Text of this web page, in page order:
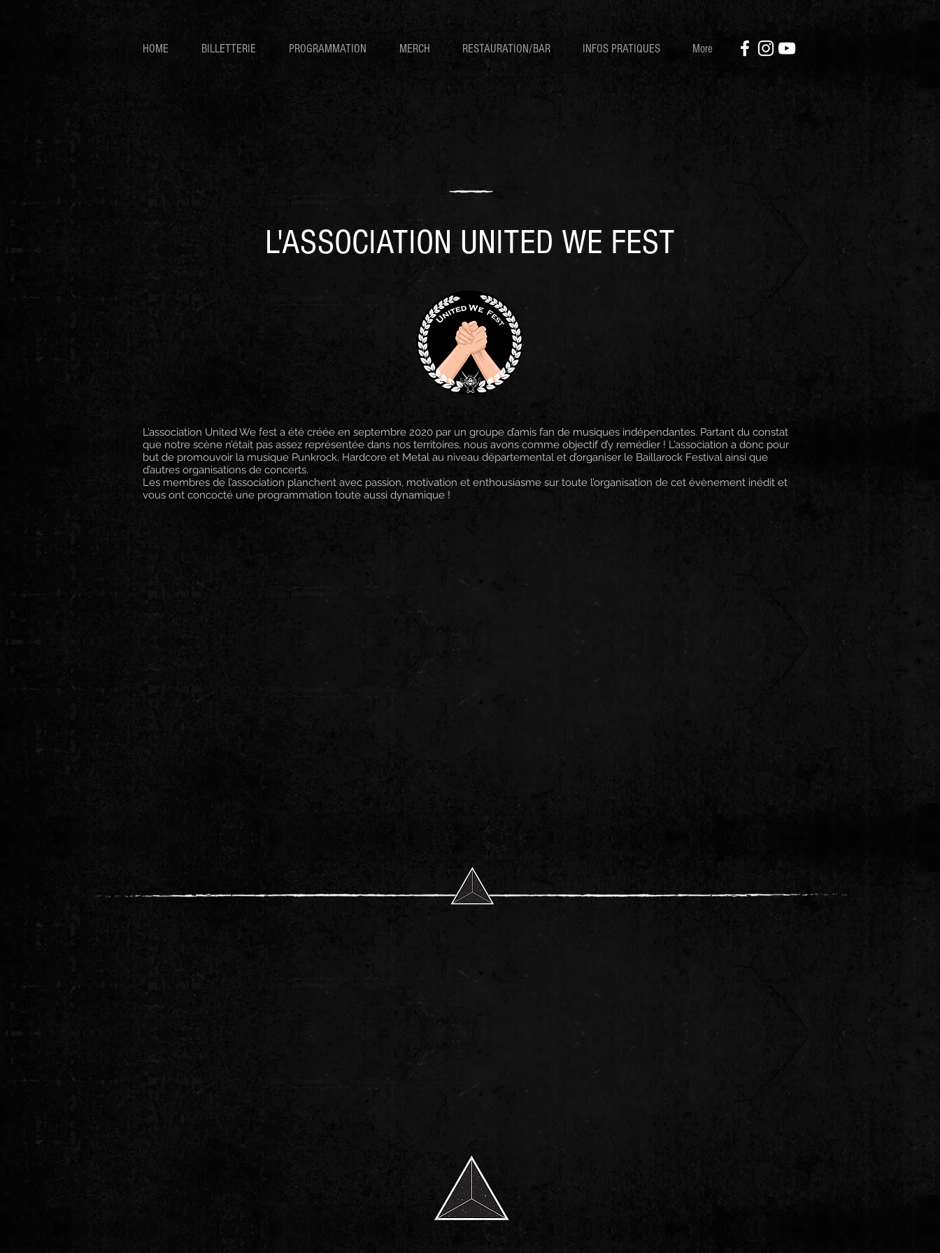
HOME BILLETTERIE PROGRAMMATION MERCH RESTAURATION/BAR INFOS PRATIQUES More
L'ASSOCIATION UNITED WE FEST
L’association United We fest a été créée en septembre 2020 par un groupe d’amis fan de musiques indépendantes. Partant du constat
que notre scène n’était pas assez représentée dans nos territoires, nous avons comme objectif d’y remédier ! L’association a donc pour
but de promouvoir la musique Punkrock, Hardcore et Metal au niveau départemental et d’organiser le Baillarock Festival ainsi que
d’autres organisations de concerts.
Les membres de l’association planchent avec passion, motivation et enthousiasme sur toute l’organisation de cet évènement inédit et
vous ont concocté une programmation toute aussi dynamique !